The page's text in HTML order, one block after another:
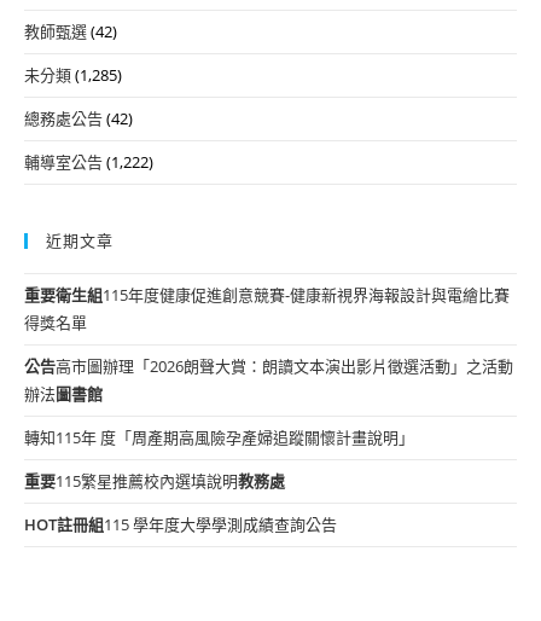
教師甄選(42)
未分類(1,285)
總務處公告(42)
輔導室公告(1,222)
近期文章
重要衛生組115年度健康促進創意競賽-健康新視界海報設計與電繪比賽
得獎名單
公告高市圖辦理「2026朗聲大賞：朗讀文本演出影片徵選活動」之活動
辦法圖書館
轉知115年 度「周產期高風險孕產婦追蹤關懷計畫說明」
重要115繁星推薦校內選填說明教務處
HOT註冊組115 學年度大學學測成績查詢公告